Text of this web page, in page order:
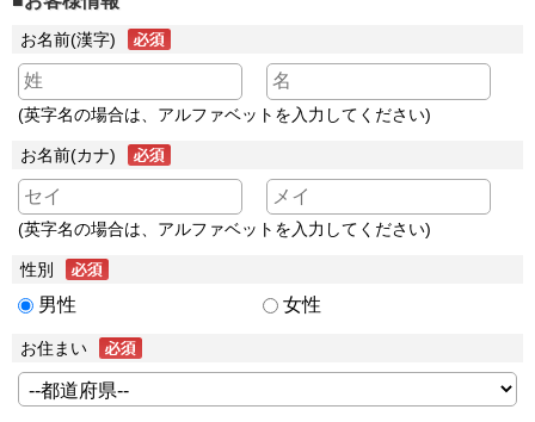
お名前(漢字)
(英字名の場合は、アルファベットを入力してください)
お名前(カナ)
(英字名の場合は、アルファベットを入力してください)
性別
男性 女性
お住まい